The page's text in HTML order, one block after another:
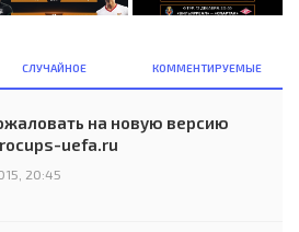
СЛУЧАЙНОЕ КОММЕНТИРУЕМЫЕ
на новую версию
uefa.ru
20:45